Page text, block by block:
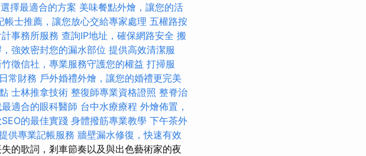
擇最適合的方案 美味餐點外燴，讓您的活
帳士推薦，讓您放心交給專家處理 五權路按
事務所服務 查詢IP地址，確保網路安全 搬
強效密封您的漏水部位 提供高效清潔服
竹徵信社，專業服務守護您的權益 打掃服
常財務 戶外婚禮外燴，讓您的婚禮更完美
士林推拿技術 整復師專業資格證照 整脊治
適合的眼科醫師 台中水療療程 外燴佈置，
的最佳實踐 身體撥筋專業教學 下午茶外
供專業記帳服務 牆壁漏水修復，快速有效
的歌詞，剎車節奏以及與出色藝術家的夜